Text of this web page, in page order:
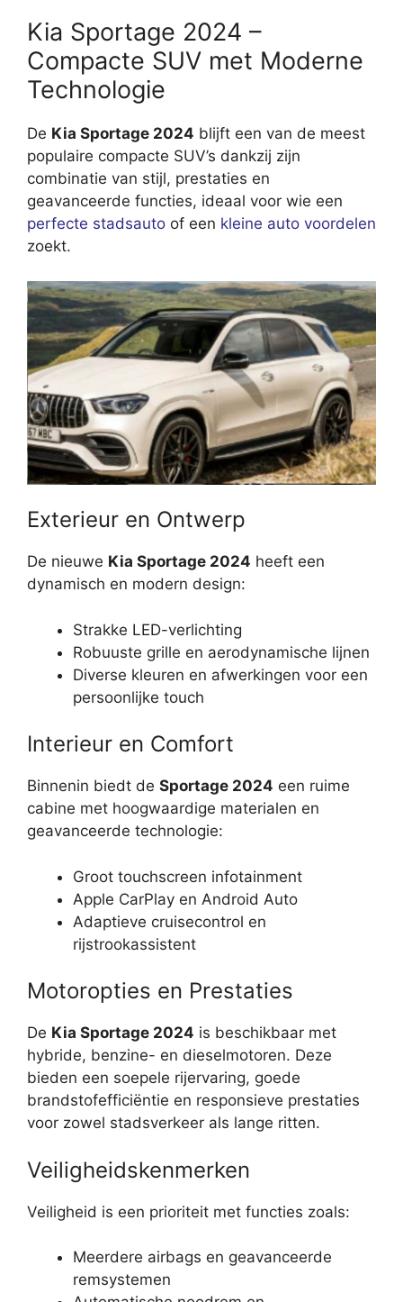
Kia Sportage 2024 –
Compacte SUV met Moderne
Technologie
De Kia Sportage 2024 blijft een van de meest
populaire compacte SUV’s dankzij zijn
combinatie van stijl, prestaties en
geavanceerde functies, ideaal voor wie een
perfecte stadsauto of een kleine auto voordelen
zoekt.
Exterieur en Ontwerp
De nieuwe Kia Sportage 2024 heeft een
dynamisch en modern design:
Strakke LED-verlichting
Robuuste grille en aerodynamische lijnen
Diverse kleuren en afwerkingen voor een
persoonlijke touch
Interieur en Comfort
Binnenin biedt de Sportage 2024 een ruime
cabine met hoogwaardige materialen en
geavanceerde technologie:
Groot touchscreen infotainment
Apple CarPlay en Android Auto
Adaptieve cruisecontrol en
rijstrookassistent
Motoropties en Prestaties
De Kia Sportage 2024 is beschikbaar met
hybride, benzine- en dieselmotoren. Deze
bieden een soepele rijervaring, goede
brandstofefficiëntie en responsieve prestaties
voor zowel stadsverkeer als lange ritten.
Veiligheidskenmerken
Veiligheid is een prioriteit met functies zoals:
Meerdere airbags en geavanceerde
remsystemen